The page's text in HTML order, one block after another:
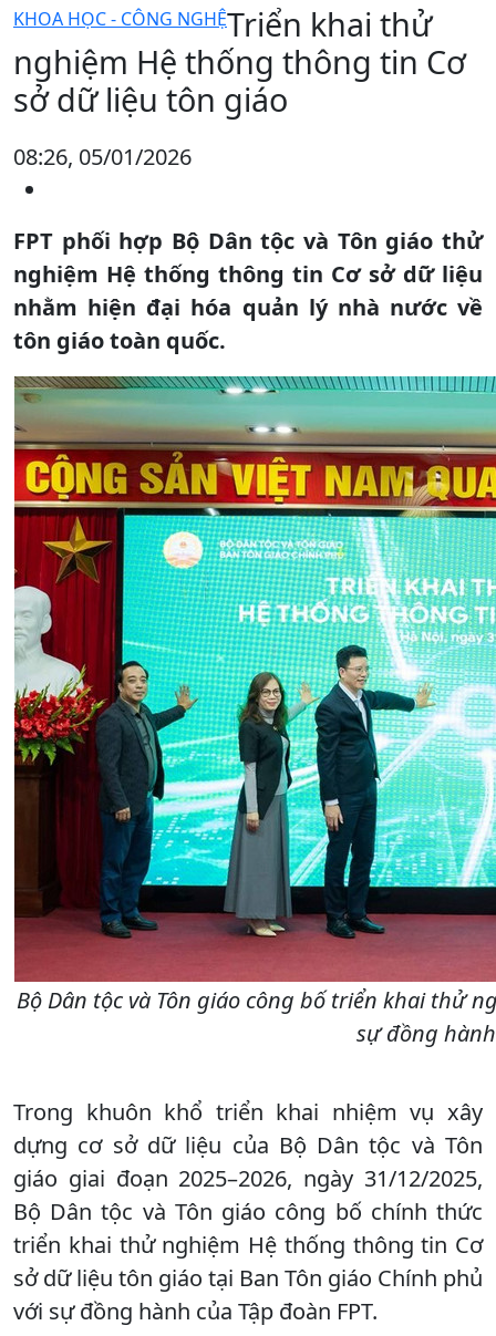
KHOA HỌC - CÔNG NGHỆTriển khai thử
nghiệm Hệ thống thông tin Cơ
sở dữ liệu tôn giáo
08:26, 05/01/2026
FPT phối hợp Bộ Dân tộc và Tôn giáo thử
nghiệm Hệ thống thông tin Cơ sở dữ liệu
nhằm hiện đại hóa quản lý nhà nước về
tôn giáo toàn quốc.
Bộ Dân tộc và Tôn giáo công bố triển khai thử
sự đồng hành
Trong khuôn khổ triển khai nhiệm vụ xây
dựng cơ sở dữ liệu của Bộ Dân tộc và Tôn
giáo giai đoạn 2025–2026, ngày 31/12/2025,
Bộ Dân tộc và Tôn giáo công bố chính thức
triển khai thử nghiệm Hệ thống thông tin Cơ
sở dữ liệu tôn giáo tại Ban Tôn giáo Chính phủ
với sự đồng hành của Tập đoàn FPT.